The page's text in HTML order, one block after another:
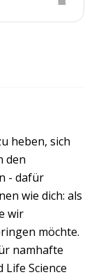
heben, sich
den
- dafür
wie dich: als
wir
möchte.
namhafte
Science